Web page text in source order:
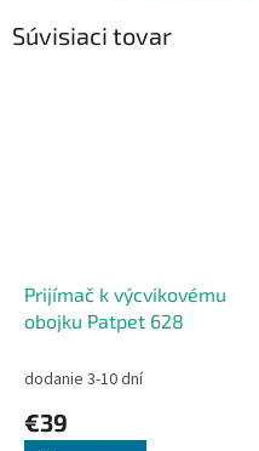
Súvisiaci tovar
Prijímač k výcvikovému
obojku Patpet 628
dodanie 3-10 dní
€39